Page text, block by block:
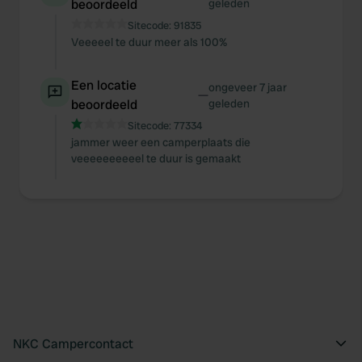
beoordeeld
geleden
Sitecode: 91835
Veeeeel te duur meer als 100%
Een locatie
beoordeeld
—ongeveer 7 jaar
geleden
Sitecode: 77334
jammer weer een camperplaats die
veeeeeeeeeel te duur is gemaakt
NKC Campercontact